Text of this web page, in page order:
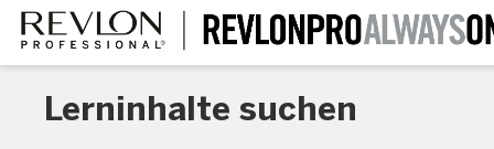
Zum
Hauptinhalt
wechseln
Lerninhalte suchen